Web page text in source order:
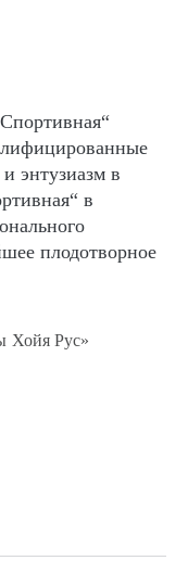
энтузиазм в
в
плодотворное
Хойя Рус»